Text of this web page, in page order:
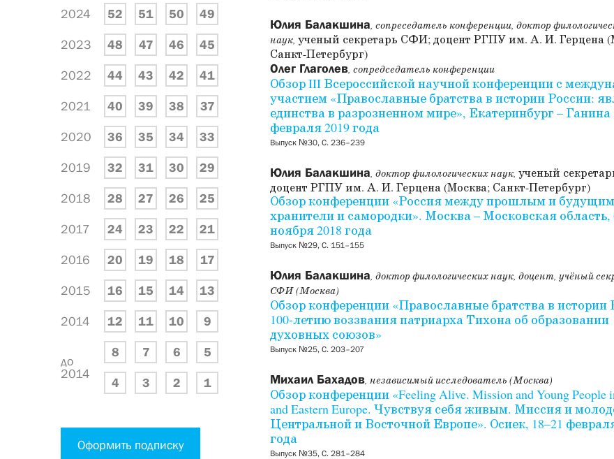
Юлия Балакшина, сопреседатель конференции, доктор
наук, ученый секретарь СФИ; доцент РГПУ им. А. И. Герцена
Санкт-Петербург)
Олег Глаголев, сопредседатель конференции
Обзор III Всероссийской научной конференции с
участием «Православные братства в истории России:
единства в разрозненном мире», Екатеринбург –
февраля 2019 года
Выпуск №30, С. 236–239
Юлия Балакшина, доктор филологических наук, ученый
доцент РГПУ им. А. И. Герцена (Москва; Санкт-Петербург)
Обзор конференции «Россия между прошлым и
хранители и самородки». Москва – Московская область,
ноября 2018 года
Выпуск №29, С. 151–155
Юлия Балакшина, доктор филологических наук, доцент, учёный
СФИ (Москва)
Обзор конференции «Православные братства в истории
100-летию воззвания патриарха Тихона об образовании
духовных союзов»
Выпуск №25, С. 203–207
Михаил Бахадов, независимый исследователь (Москва)
Обзор конференции «Feeling Alive. Mission and Young People
and Eastern Europe. Чувствуя себя живым. Миссия и
Центральной и Восточной Европе». Осиек, 18–21
года
Выпуск №35, С. 281–284
2024 52 51 50 49
2023 48 47 46 45
2022 44 43 42 41
2021 40 39 38 37
2020 36 35 34 33
2019 32 31 30 29
2018 28 27 26 25
2017 24 23 22 21
2016 20 19 18 17
2015 16 15 14 13
2014 12 11 10 9
до
2014
8 7 6 5
4 3 2 1
Оформить подписку